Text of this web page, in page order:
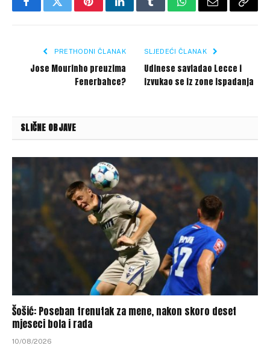
FacebookTwitterPinterestLinkedInTumblrWhatsApp
Email Copy
PRETHODNI ČLANAK
Jose Mourinho preuzima
Fenerbahce?
SLJEDEĆI ČLANAK
Udinese savladao Lecce i
izvukao se iz zone ispadanja
SLIČNE OBJAVE
Šošić: Poseban trenutak za mene, nakon skoro deset
mjeseci bola i rada
10/08/2026